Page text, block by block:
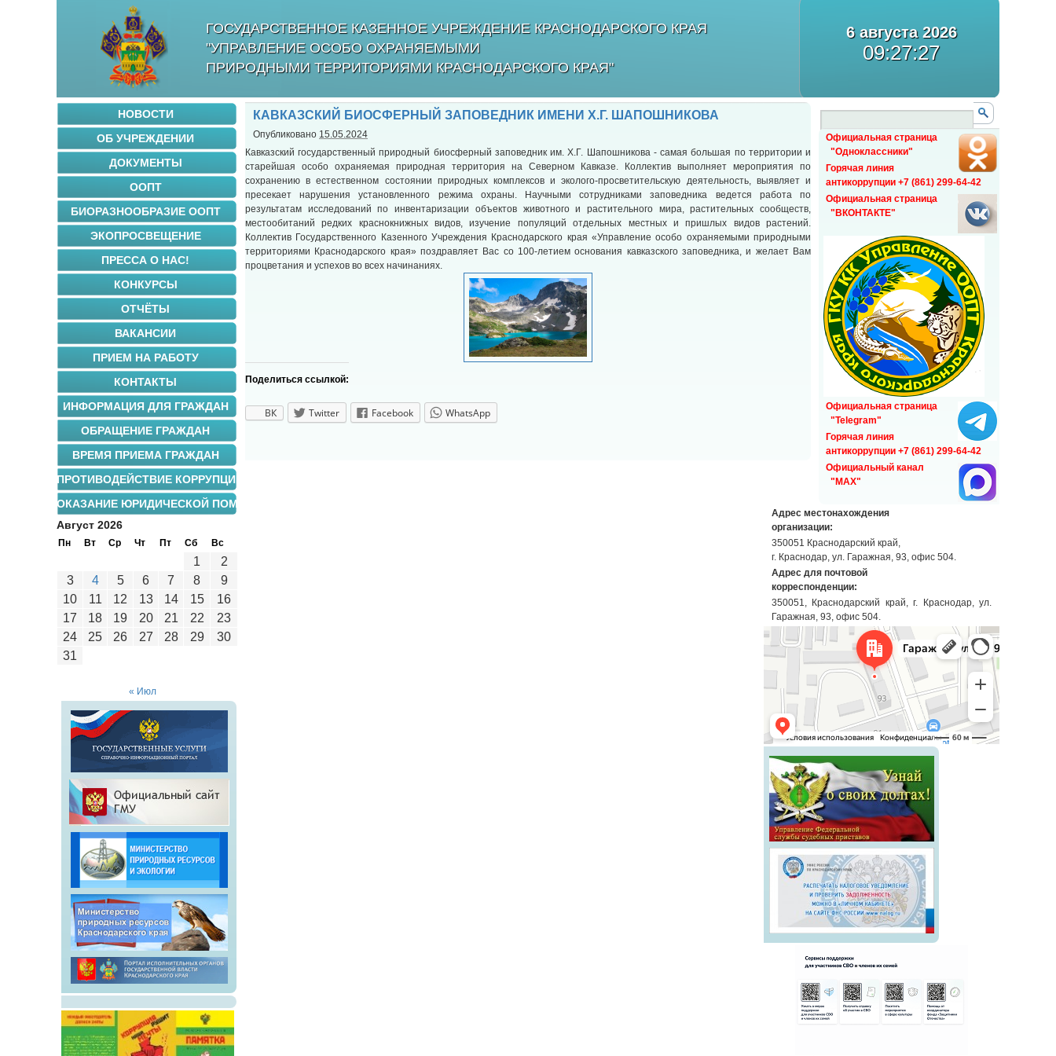
ГОСУДАРСТВЕННОЕ КАЗЕННОЕ УЧРЕЖДЕНИЕ КРАСНОДАРСКОГО КРАЯ
"УПРАВЛЕНИЕ ОСОБО ОХРАНЯЕМЫМИ
ПРИРОДНЫМИ ТЕРРИТОРИЯМИ КРАСНОДАРСКОГО КРАЯ"
6 августа 2026
09:27:27
КАВКАЗСКИЙ БИОСФЕРНЫЙ ЗАПОВЕДНИК ИМЕНИ Х.Г. ШАПОШНИКОВА
Опубликовано 15.05.2024
Кавказский государственный природный биосферный заповедник им. Х.Г. Шапошникова - самая большая по территории и
старейшая особо охраняемая природная территория на Северном Кавказе. Коллектив выполняет мероприятия по
сохранению в естественном состоянии природных комплексов и эколого-просветительскую деятельность, выявляет и
пресекает нарушения установленного режима охраны. Научными сотрудниками заповедника ведется работа по
результатам исследований по инвентаризации объектов животного и растительного мира, растительных сообществ,
местообитаний редких краснокнижных видов, изучение популяций отдельных местных и пришлых видов растений.
Коллектив Государственного Казенного Учреждения Краснодарского края «Управление особо охраняемыми природными
территориями Краснодарского края» поздравляет Вас со 100-летием основания кавказского заповедника, и желает Вам
процветания и успехов во всех начинаниях.
Поделиться ссылкой:
ВК Twitter Facebook WhatsApp
НОВОСТИ
ОБ УЧРЕЖДЕНИИ
ДОКУМЕНТЫ
ООПТ
БИОРАЗНООБРАЗИЕ ООПТ
ЭКОПРОСВЕЩЕНИЕ
ПРЕССА О НАС!
КОНКУРСЫ
ОТЧЁТЫ
ВАКАНСИИ
ПРИЕМ НА РАБОТУ
КОНТАКТЫ
ИНФОРМАЦИЯ ДЛЯ ГРАЖДАН
ОБРАЩЕНИЕ ГРАЖДАН
ВРЕМЯ ПРИЕМА ГРАЖДАН
ПРОТИВОДЕЙСТВИЕ КОРРУПЦИИ
ОКАЗАНИЕ ЮРИДИЧЕСКОЙ ПОМОЩИ
Август 2026
Пн Вт Ср Чт Пт Сб Вс
1
2
3
4 5 6 7 8
9
10
11 12 13 14 15
16
17
18 19 20 21 22
23
24
25 26 27 28 29
30
31
« Июл
Официальная страница
"Одноклассники"
Горячая линия
антикоррупции +7 (861) 299-64-42
Официальная страница
"ВКОНТАКТЕ"
Официальная страница
"Telegram"
Горячая линия
антикоррупции +7 (861) 299-64-42
Официальный канал
"MAX"
Адрес местонахождения
организации:
350051 Краснодарский край,
г. Краснодар, ул. Гаражная, 93, офис 504.
Адрес для почтовой
корреспонденции:
350051, Краснодарский край, г. Краснодар, ул.
Гаражная, 93, офис 504.
Краснодар
Гаражная улица, 93 — Яндекс Карты